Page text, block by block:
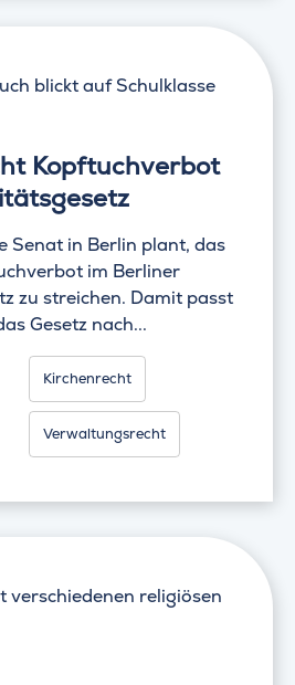
Kopftuchverbot
Senat in Berlin plant, das
im Berliner
zu streichen. Damit passt
Gesetz nach...
Kirchenrecht
Verwaltungsrecht